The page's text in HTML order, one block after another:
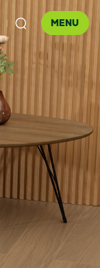
MENU

